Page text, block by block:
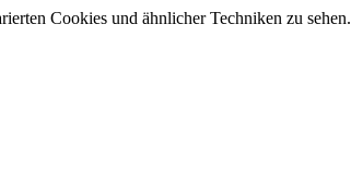
Cookies und ähnlicher Techniken zu sehen.